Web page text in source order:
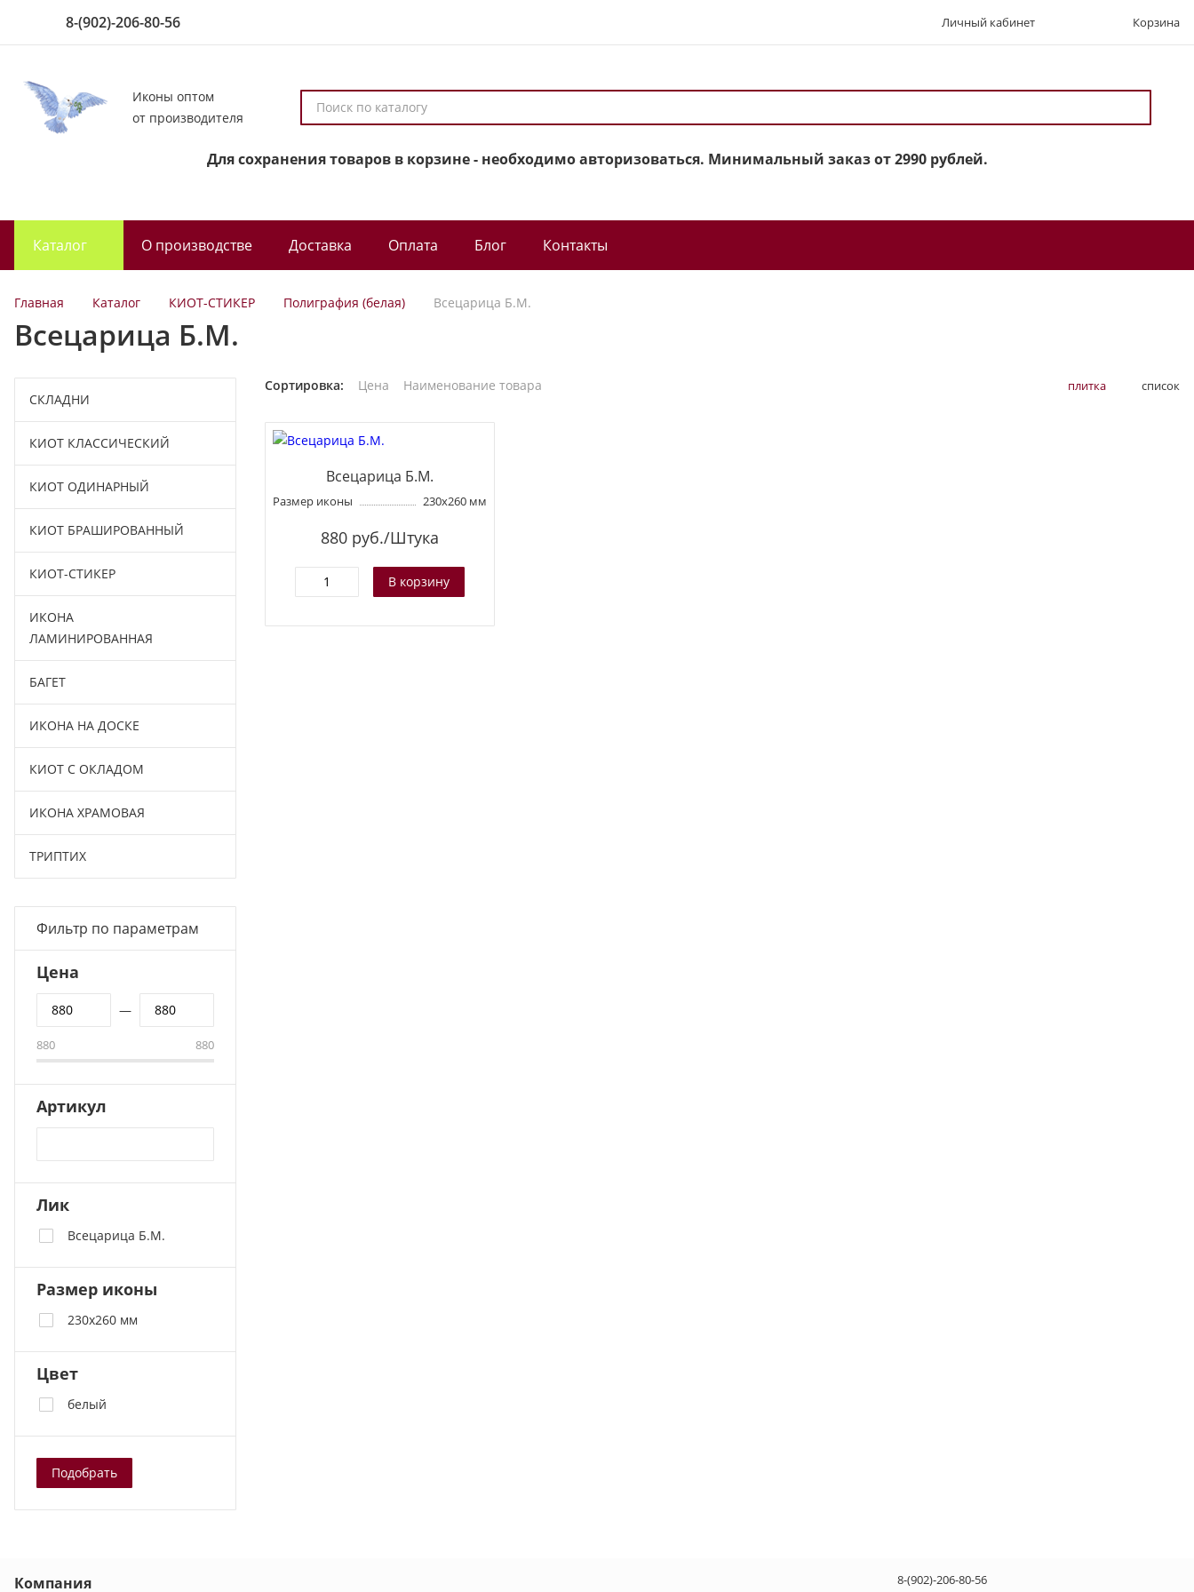
8-(902)-206-80-56 Личный кабинет Корзина
Иконы оптом
от производителя
о
с
к
а
а
у
Для сохранения товаров в корзине - необходимо авторизоваться. Минимальный заказ от 2990 рублей.
Каталог О производстве Доставка Оплата Блог Контакты
Главная Каталог КИОТ-СТИКЕР Полиграфия (белая) Всецарица Б.М.
Всецарица Б.М.
СКЛАДНИ
КИОТ КЛАССИЧЕСКИЙ
КИОТ ОДИНАРНЫЙ
КИОТ БРАШИРОВАННЫЙ
КИОТ-СТИКЕР
ИКОНА
ЛАМИНИРОВАННАЯ
БАГЕТ
ИКОНА НА ДОСКЕ
КИОТ С ОКЛАДОМ
ИКОНА ХРАМОВАЯ
ТРИПТИХ
Фильтр по параметрам
Цена
—
880 880
Артикул
Лик
Всецарица Б.М.
Размер иконы
230х260 мм
Цвет
белый
Подобрать
Сортировка: Цена Наименование товара плитка список
Всецарица Б.М.
Размер иконы 230х260 мм
880руб./Штука
Компания 8-(902)-206-80-56